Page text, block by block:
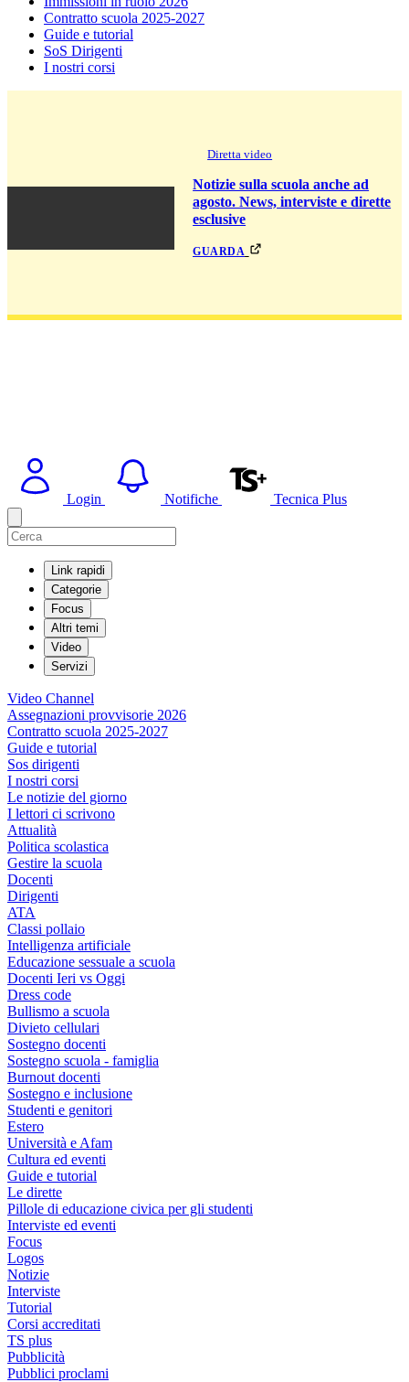
Contratto scuola 2025-2027
Guide e tutorial
SoS Dirigenti
I nostri corsi
Diretta video
Notizie sulla scuola anche ad
agosto. News, interviste e dirette
esclusive
guarda
Login Notifiche Tecnica Plus
Link rapidi
Categorie
Focus
Altri temi
Video
Servizi
Video Channel
Assegnazioni provvisorie 2026
Contratto scuola 2025-2027
Guide e tutorial
Sos dirigenti
I nostri corsi
Le notizie del giorno
I lettori ci scrivono
Attualità
Politica scolastica
Gestire la scuola
Docenti
Dirigenti
ATA
Classi pollaio
Intelligenza artificiale
Educazione sessuale a scuola
Docenti Ieri vs Oggi
Dress code
Bullismo a scuola
Divieto cellulari
Sostegno docenti
Sostegno scuola - famiglia
Burnout docenti
Sostegno e inclusione
Studenti e genitori
Estero
Università e Afam
Cultura ed eventi
Guide e tutorial
Le dirette
Pillole di educazione civica per gli studenti
Interviste ed eventi
Focus
Logos
Notizie
Interviste
Tutorial
Corsi accreditati
TS plus
Pubblicità
Pubblici proclami